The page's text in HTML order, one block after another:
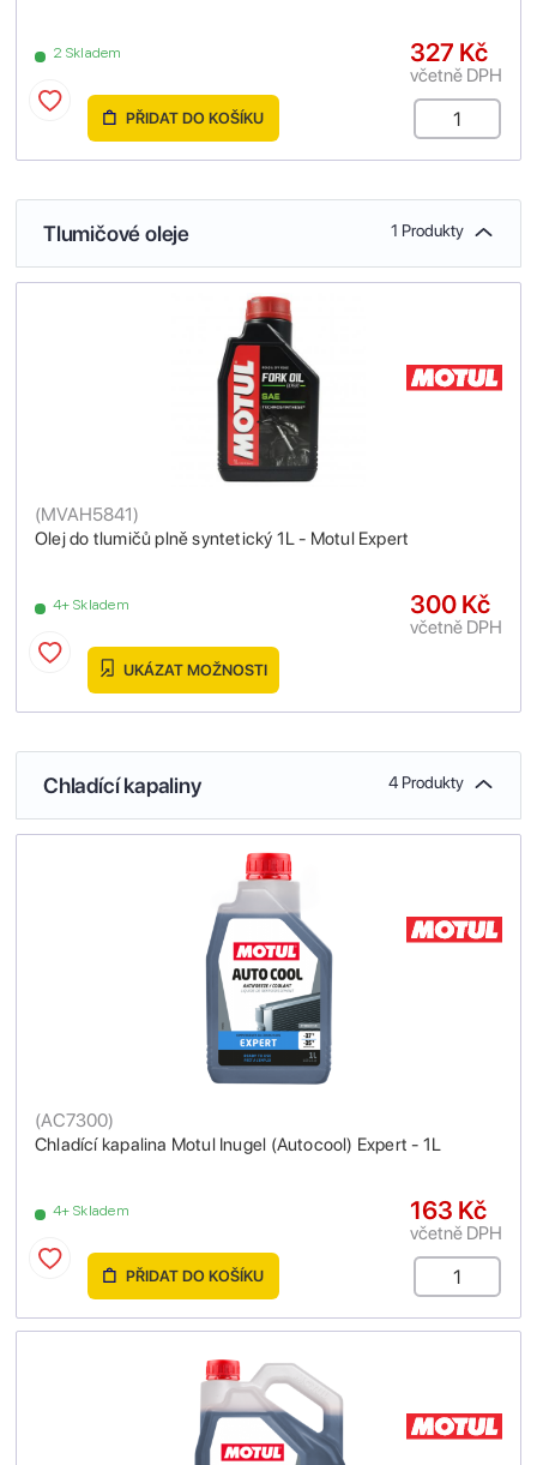
2 Skladem 327 Kč
včetně DPH
PŘIDAT DO KOŠÍKU
Tlumičové oleje 1 Produkty
Olej do tlumičů plně syntetický 1L - Motul Expert
(MVAH5841)
4+ Skladem 300 Kč
včetně DPH
UKÁZAT MOŽNOSTI
Chladící kapaliny 4 Produkty
Chladící kapalina Motul Inugel (Autocool) Expert - 1L
(AC7300)
4+ Skladem 163 Kč
včetně DPH
PŘIDAT DO KOŠÍKU